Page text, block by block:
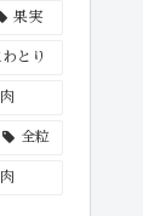
果実
わとり
全粒